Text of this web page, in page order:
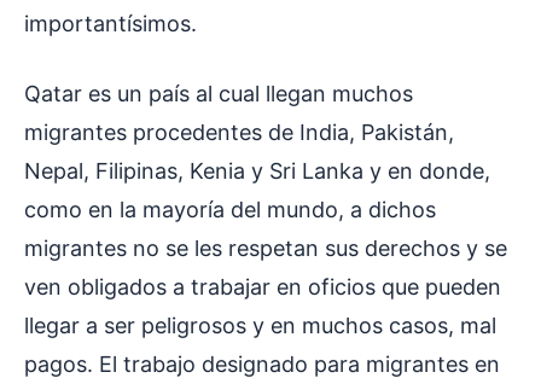
importantísimos.
Qatar es un país al cual llegan muchos
migrantes procedentes de India, Pakistán,
Nepal, Filipinas, Kenia y Sri Lanka y en donde,
como en la mayoría del mundo, a dichos
migrantes no se les respetan sus derechos y se
ven obligados a trabajar en oficios que pueden
llegar a ser peligrosos y en muchos casos, mal
pagos. El trabajo designado para migrantes en